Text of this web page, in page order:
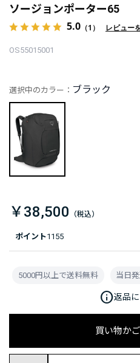
ソージョンポーター65
5.0 （1） レビュー
OS55015001
ポイント1155
選択中のカラー： ブラック
￥38,500
買い物か
5000円以上で送料無料 当日
info返品